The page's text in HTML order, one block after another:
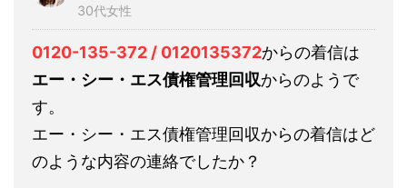
30代女性
0120-135-372 / 0120135372からの着信は
エー・シー・エス債権管理回収からのようで
す。
エー・シー・エス債権管理回収からの着信はど
のような内容の連絡でしたか？